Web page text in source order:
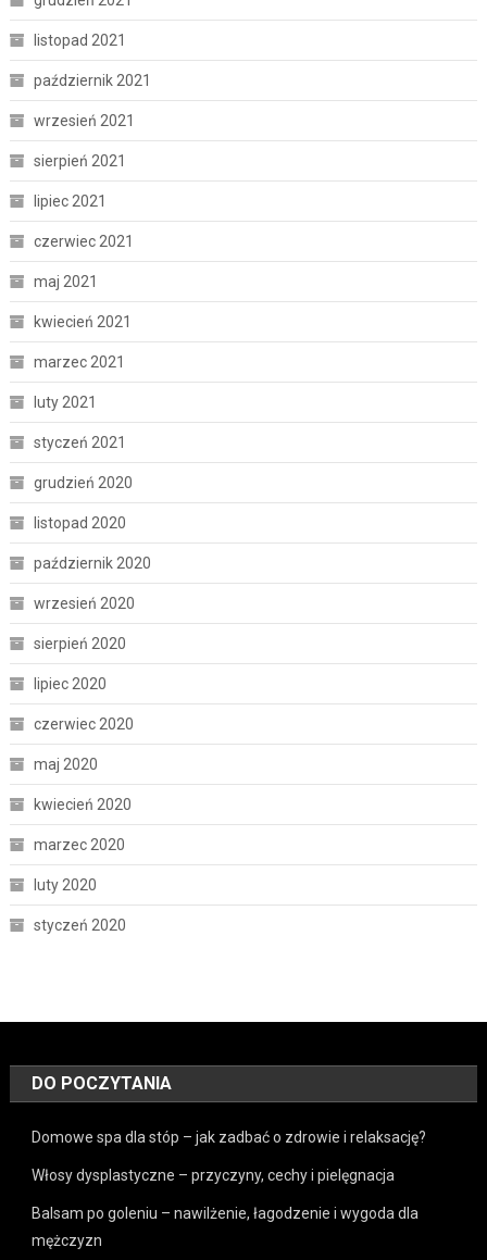
listopad 2021
październik 2021
wrzesień 2021
sierpień 2021
lipiec 2021
czerwiec 2021
maj 2021
kwiecień 2021
marzec 2021
luty 2021
styczeń 2021
grudzień 2020
listopad 2020
październik 2020
wrzesień 2020
sierpień 2020
lipiec 2020
czerwiec 2020
maj 2020
kwiecień 2020
marzec 2020
luty 2020
styczeń 2020
DO POCZYTANIA
Domowe spa dla stóp – jak zadbać o zdrowie i relaksację?
Włosy dysplastyczne – przyczyny, cechy i pielęgnacja
Balsam po goleniu – nawilżenie, łagodzenie i wygoda dla
mężczyzn